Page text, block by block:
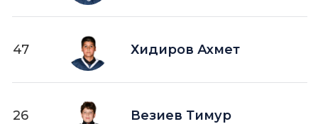
47 Хидиров Ахмет
26 Везиев Тимур